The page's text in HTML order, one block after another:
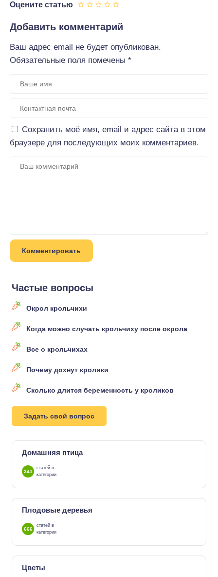
Оцените статью
Добавить комментарий
Ваш адрес email не будет опубликован.
Обязательные поля помечены *
Сохранить моё имя, email и адрес сайта в этом
браузере для последующих моих комментариев.
Частые вопросы
Окрол крольчихи
Когда можно случать крольчиху после окрола
Все о крольчихах
Почему дохнут кролики
Сколько длится беременность у кроликов
Задать свой вопрос
Домашняя птица
341
статей в
категории
Плодовые деревья
666
статей в
категории
Цветы